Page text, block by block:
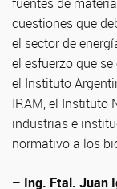
cuestiones que
el sector de
el esfuerzo que
el Instituto
IRAM, el Instituto
industrias e
normativo a los
– Ing. Ftal. Juan